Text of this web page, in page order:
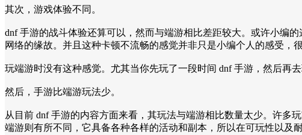
其次，游戏体验不同。
dnf 手游的战斗体验还算可以，然而与端游相比差距较大。或许小编
网络的缘故。并且这种卡顿不流畅的感觉并非只是小编个人的感受，
玩端游时没有这种感觉。尤其当你先玩了一段时间 dnf 手游，然后再
然后，手游比端游玩法少。
从目前 dnf 手游的内容方面来看，其玩法与端游相比数量太少。许多
端游则有所不同，它具备各种各样的活动和副本，所以在可玩性以及